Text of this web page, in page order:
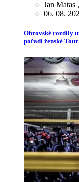
Jan Matas ,
06. 08.
Obrovské rozdíly
pořadí ženské